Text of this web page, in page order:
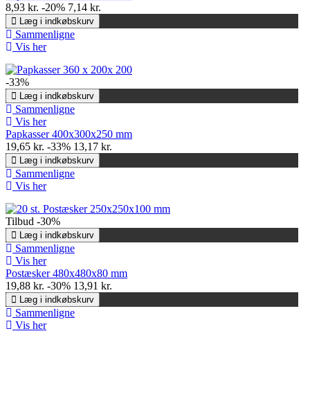
8,93 kr. -20% 7,14 kr.
Læg i indkøbskurv
Sammenligne
Vis her
-33%
Læg i indkøbskurv
Sammenligne
Vis her
Papkasser 400x300x250 mm
19,65 kr. -33% 13,17 kr.
Læg i indkøbskurv
Sammenligne
Vis her
Tilbud -30%
Læg i indkøbskurv
Sammenligne
Vis her
Postæsker 480x480x80 mm
19,88 kr. -30% 13,91 kr.
Læg i indkøbskurv
Sammenligne
Vis her